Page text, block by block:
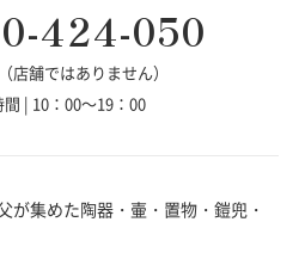
424-050
店舗ではありません）
間 | 10：00～19：00
が集めた陶器・壷・置物・鎧兜・